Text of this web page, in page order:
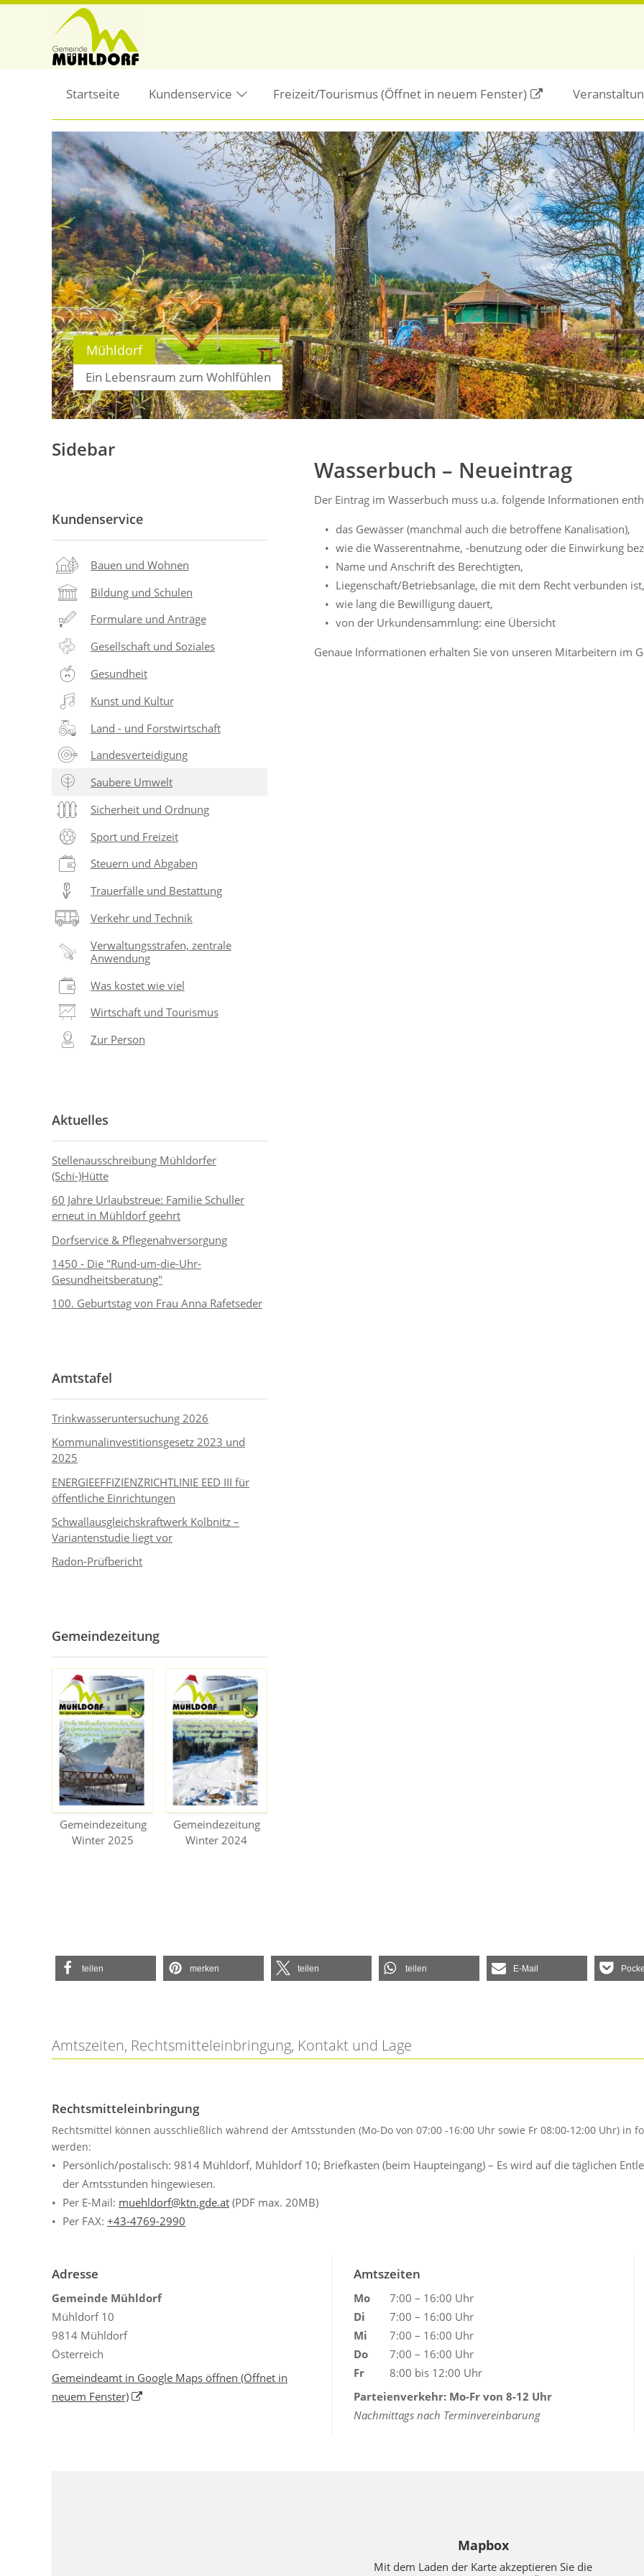
Startseite Kundenservice Freizeit/Tourismus(Öffnet in neuem Fenster)
Mühldorf
Ein Lebensraum zum Wohlfühlen
Wasserbuch – Neueintrag
Der Eintrag im Wasserbuch muss u.a. folgende Informationen
das Gewässer (manchmal auch die betroffene Kanalisation),
wie die Wasserentnahme, -benutzung oder die Einwirkung
Name und Anschrift des Berechtigten,
Liegenschaft/Betriebsanlage, die mit dem Recht verbunden ist,
wie lang die Bewilligung dauert,
von der Urkundensammlung: eine Übersicht
Genaue Informationen erhalten Sie von unseren Mitarbeitern im
Sidebar
Kundenservice
Bauen und Wohnen
Bildung und Schulen
Formulare und Anträge
Gesellschaft und Soziales
Gesundheit
Kunst und Kultur
Land - und Forstwirtschaft
Landesverteidigung
Saubere Umwelt
Sicherheit und Ordnung
Sport und Freizeit
Steuern und Abgaben
Trauerfälle und Bestattung
Verkehr und Technik
Verwaltungsstrafen, zentrale
Anwendung
Was kostet wie viel
Wirtschaft und Tourismus
Zur Person
Aktuelles
Stellenausschreibung Mühldorfer
(Schi-)Hütte
60 Jahre Urlaubstreue: Familie Schuller
erneut in Mühldorf geehrt
Dorfservice & Pflegenahversorgung
1450 - Die "Rund-um-die-Uhr-
Gesundheitsberatung"
100. Geburtstag von Frau Anna Rafetseder
Amtstafel
Trinkwasseruntersuchung 2026
Kommunalinvestitionsgesetz 2023 und
2025
ENERGIEEFFIZIENZRICHTLINIE EED III für
öffentliche Einrichtungen
Schwallausgleichskraftwerk Kolbnitz –
Variantenstudie liegt vor
Radon-Prüfbericht
Gemeindezeitung
Gemeindezeitung
Winter 2025
Gemeindezeitung
Winter 2024
teilen merken teilen teilen E-Mail
Amtszeiten, Rechtsmitteleinbringung, Kontakt und Lage
Rechtsmitteleinbringung
Rechtsmittel können ausschließlich während der Amtsstunden (Mo-Do von 07:00 -16:00 Uhr sowie Fr 08:00-12:00 Uhr)
werden:
Persönlich/postalisch: 9814 Mühldorf, Mühldorf 10; Briefkasten (beim Haupteingang) – Es wird auf die täglichen
der Amtsstunden hingewiesen.
Per E-Mail: muehldorf@ktn.gde.at (PDF max. 20MB)
Per FAX: +43-4769-2990
Adresse
Gemeinde Mühldorf
Mühldorf 10
9814 Mühldorf
Österreich
Gemeindeamt in Google Maps öffnen (Öffnet in
neuem Fenster)
Amtszeiten
Mo
7:00 – 16:00 Uhr
Di
7:00 – 16:00 Uhr
Mi
7:00 – 16:00 Uhr
Do
7:00 – 16:00 Uhr
Fr
8:00 bis 12:00 Uhr
Parteienverkehr: Mo-Fr von 8-12 Uhr
Nachmittags nach Terminvereinbarung
Mapbox
Mit dem Laden der Karte akzeptieren Sie die